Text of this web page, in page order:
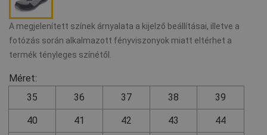
A megjelenített színek árnyalata a kijelző beállításai, illetve a
fotózás során alkalmazott fényviszonyok miatt eltérhet a
termék tényleges színétől.
Méret:
35
36 37 38 39
40 41 42 43 44